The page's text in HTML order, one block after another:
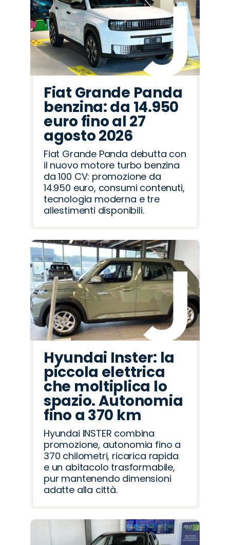
Fiat Grande Panda
benzina: da 14.950
euro fino al 27
agosto 2026
Fiat Grande Panda debutta con
il nuovo motore turbo benzina
da 100 CV: promozione da
14.950 euro, consumi contenuti,
tecnologia moderna e tre
allestimenti disponibili.
Hyundai Inster: la
piccola elettrica
che moltiplica lo
spazio. Autonomia
fino a 370 km
Hyundai INSTER combina
promozione, autonomia fino a
370 chilometri, ricarica rapida
e un abitacolo trasformabile,
pur mantenendo dimensioni
adatte alla città.